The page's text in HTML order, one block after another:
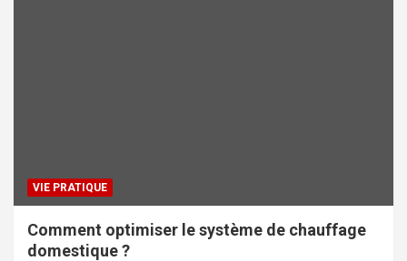
VIE PRATIQUE
Comment optimiser le système de chauffage
domestique ?